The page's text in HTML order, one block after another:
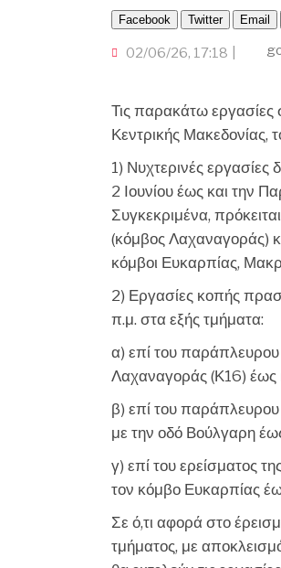
Facebook Twitter Email
02/06/26, 17:18
Τις παρακάτω εργασίες
Κεντρικής Μακεδονίας,
1) Νυχτερινές
2 Ιουνίου έως και την
Συγκεκριμένα,
(κόμβος Λαχαναγοράς)
κόμβοι Ευκαρπίας,
2) Εργασίες κοπής
π.μ. στα εξής τμήματα:
α) επί του παράπλευρου
Λαχαναγοράς (Κ16) έως
β) επί του
με την οδό Βούλγαρη
γ) επί του ερείσματος
τον κόμβο Ευκαρπίας
Σε ό,τι αφορά στο
τμήματος, με